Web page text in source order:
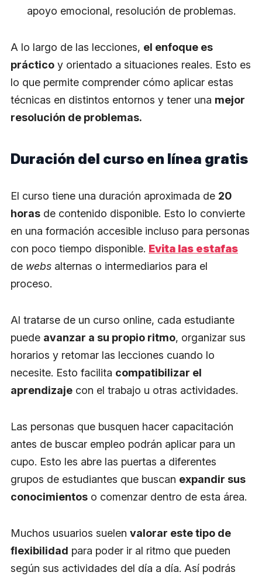
apoyo emocional, resolución de problemas.
A lo largo de las lecciones, el enfoque es
práctico y orientado a situaciones reales. Esto es
lo que permite comprender cómo aplicar estas
técnicas en distintos entornos y tener una mejor
resolución de problemas.
Duración del curso en línea gratis
El curso tiene una duración aproximada de 20
horas de contenido disponible. Esto lo convierte
en una formación accesible incluso para personas
con poco tiempo disponible. Evita las estafas
de webs alternas o intermediarios para el
proceso.
Al tratarse de un curso online, cada estudiante
puede avanzar a su propio ritmo, organizar sus
horarios y retomar las lecciones cuando lo
necesite. Esto facilita compatibilizar el
aprendizaje con el trabajo u otras actividades.
Las personas que busquen hacer capacitación
antes de buscar empleo podrán aplicar para un
cupo. Esto les abre las puertas a diferentes
grupos de estudiantes que buscan expandir sus
conocimientos o comenzar dentro de esta área.
Muchos usuarios suelen valorar este tipo de
flexibilidad para poder ir al ritmo que pueden
según sus actividades del día a día. Así podrás